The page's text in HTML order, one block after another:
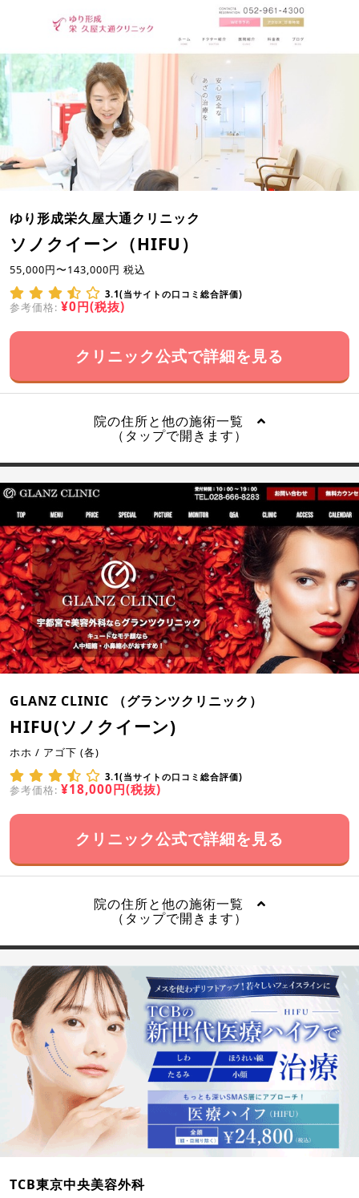
ゆり形成栄久屋大通クリニック
ソノクイーン（HIFU）
55,000円〜143,000円 税込
3.1(当サイトの口コミ総合評価)
参考価格: ¥0円(税抜)
クリニック公式で詳細を見る
院の住所と他の施術一覧
（タップで開きます）
GLANZ CLINIC （グランツクリニック）
HIFU(ソノクイーン)
ホホ / アゴ下 (各)
3.1(当サイトの口コミ総合評価)
参考価格: ¥18,000円(税抜)
クリニック公式で詳細を見る
院の住所と他の施術一覧
（タップで開きます）
TCB東京中央美容外科